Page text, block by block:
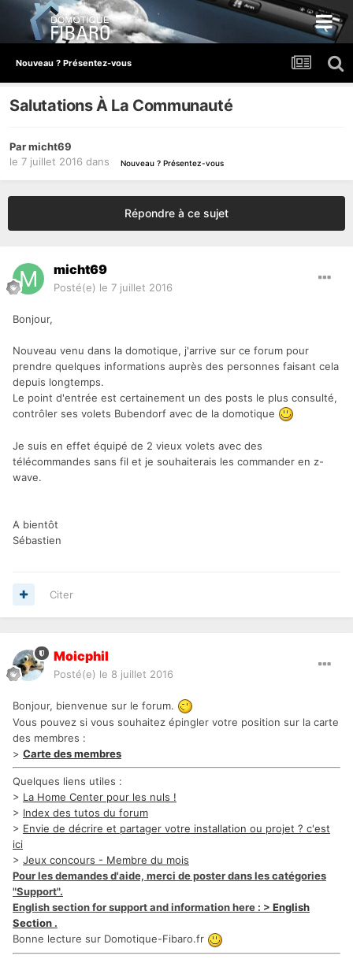
Nouveau ? Présentez-vous
Salutations À La Communauté
Parmicht69
le 7 juillet 2016 dans Nouveau ? Présentez-vous
Répondre à ce sujet
micht69
Posté(e) le 7 juillet 2016
Bonjour,
Nouveau venu dans la domotique, j'arrive sur ce forum pour
prendre quelques informations auprès des personnes faisant cela
depuis longtemps.
Le point d'entrée est certainement un des posts le plus consulté,
contrôler ses volets Bubendorf avec de la domotique
Je suis en effet équipé de 2 vieux volets avec des
télécommandes sans fil et je souhaiterais les commander en z-
wave.
A bientôt
Sébastien
Citer
Moicphil
Posté(e) le 8 juillet 2016
Bonjour, bienvenue sur le forum.
Vous pouvez si vous souhaitez épingler votre position sur la carte
des membres :
> Carte des membres
Quelques liens utiles :
> La Home Center pour les nuls !
> Index des tutos du forum
> Envie de décrire et partager votre installation ou projet ? c'est
ici
> Jeux concours - Membre du mois
Pour les demandes d'aide, merci de poster dans les catégories
"Support".
English section for support and information here : > English
Section .
Bonne lecture sur Domotique-Fibaro.fr